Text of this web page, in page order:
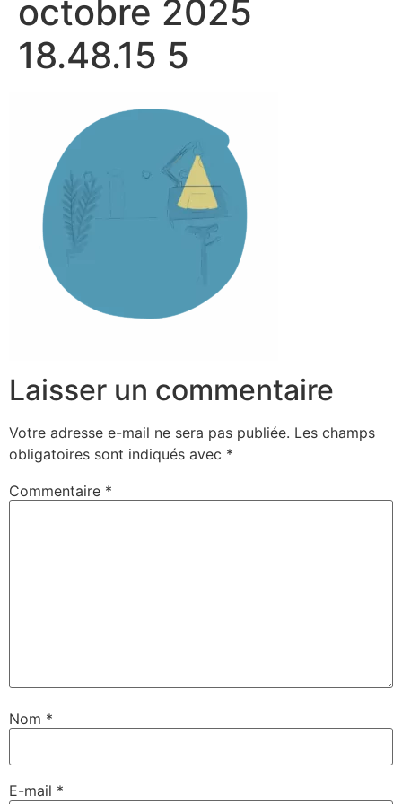
octobre 2025
18.48.15 5
Laisser un commentaire
Votre adresse e-mail ne sera pas publiée. Les champs
obligatoires sont indiqués avec *
Commentaire *
Nom *
E-mail *